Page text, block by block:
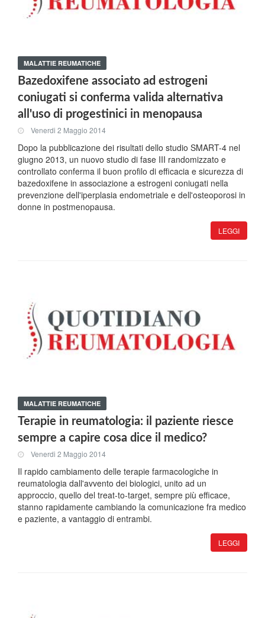
MALATTIE REUMATICHE
Bazedoxifene associato ad estrogeni
coniugati si conferma valida alternativa
all'uso di progestinici in menopausa
Venerdi 2 Maggio 2014
Dopo la pubblicazione dei risultati dello studio SMART-4 nel
giugno 2013, un nuovo studio di fase III randomizzato e
controllato conferma il buon profilo di efficacia e sicurezza di
bazedoxifene in associazione a estrogeni coniugati nella
prevenzione dell'iperplasia endometriale e dell'osteoporosi in
donne in postmenopausa.
LEGGI
MALATTIE REUMATICHE
Terapie in reumatologia: il paziente riesce
sempre a capire cosa dice il medico?
Venerdi 2 Maggio 2014
Il rapido cambiamento delle terapie farmacologiche in
reumatologia dall'avvento dei biologici, unito ad un
approccio, quello del treat-to-target, sempre più efficace,
stanno rapidamente cambiando la comunicazione fra medico
e paziente, a vantaggio di entrambi.
LEGGI